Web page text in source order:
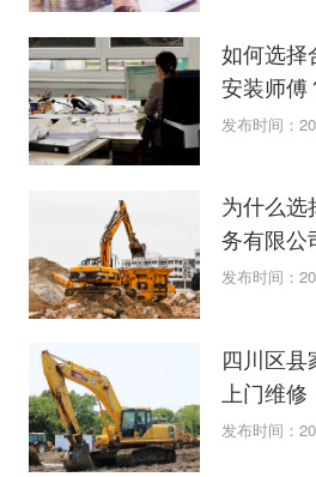
如何选择
安装师傅
巧！
发布时间：
为什么选
务有限公
伙伴？
发布时间：
四川区县
上门维修
发布时间：